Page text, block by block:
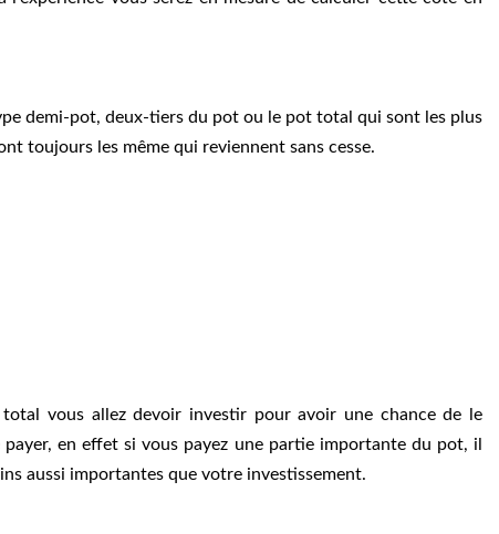
demi-pot, deux-tiers du pot ou le pot total qui sont les plus
toujours les même qui reviennent sans cesse.
vous allez devoir investir pour avoir une chance de le
en effet si vous payez une partie importante du pot, il
aussi importantes que votre investissement.